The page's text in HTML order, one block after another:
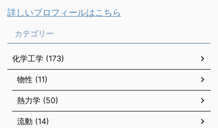
詳しいプロフィールはこちら
カテゴリー
化学工学 (173)
物性 (11)
熱力学 (50)
流動 (14)